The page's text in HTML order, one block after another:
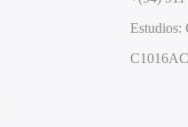
Estudios: